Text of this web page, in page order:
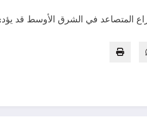
المتصاعد في الشرق الأوسط قد